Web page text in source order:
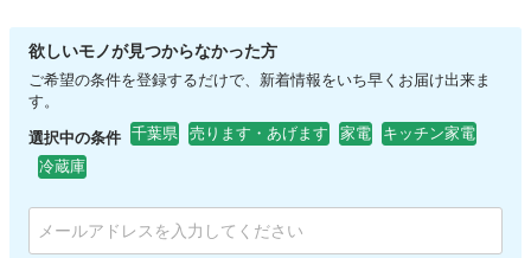
欲しいモノが見つからなかった方
ご希望の条件を登録するだけで、新着情報をいち早くお届け出来ま
す。
選択中の条件 千葉県 売ります・あげます 家電
キッチン家電
冷蔵庫